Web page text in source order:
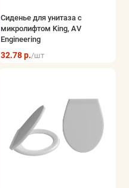
Сиденье для унитаза с
микролифтом King, AV
Engineering
32.78 р./шт